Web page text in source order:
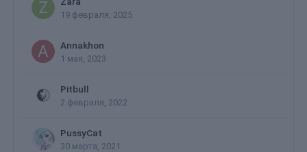
19 февраля, 2025
Annakhon
1 мая, 2023
Pitbull
2 февраля, 2022
PussyCat
30 марта, 2021